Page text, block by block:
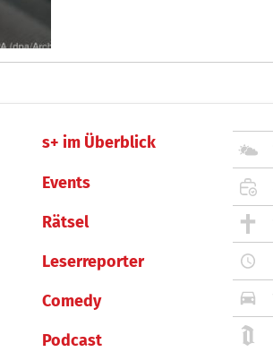
s+ im Überblick
Events
Rätsel
Leserreporter
Comedy
Podcast